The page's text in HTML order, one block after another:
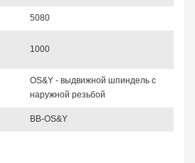
5080
1000
OS&Y - выдвижной шпиндель с
наружной резьбой
BB-OS&Y